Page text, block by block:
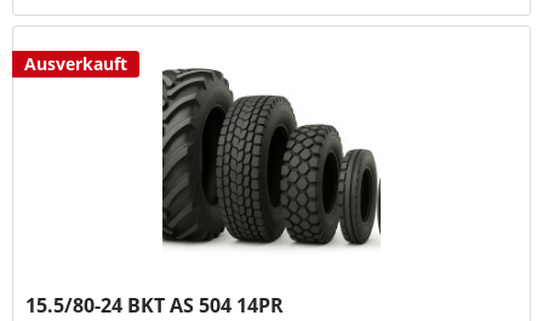
Ausverkauft
15.5/80-24 BKT AS 504 14PR